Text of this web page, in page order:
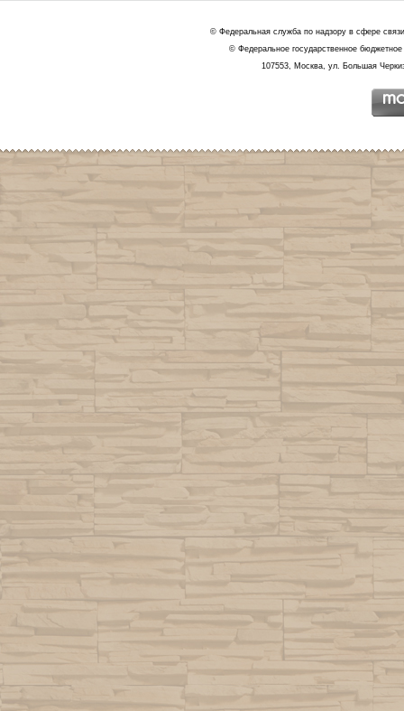
© Федеральная служба по надзору в сфере
© Федеральное государственное
107553, Москва, ул. Большая